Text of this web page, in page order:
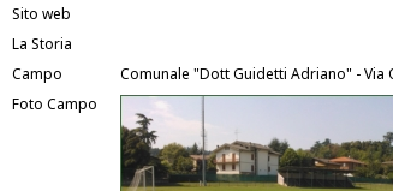
Sito web
La Storia
Campo
Comunale "Dott Guidetti Adriano" - Via
Foto Campo